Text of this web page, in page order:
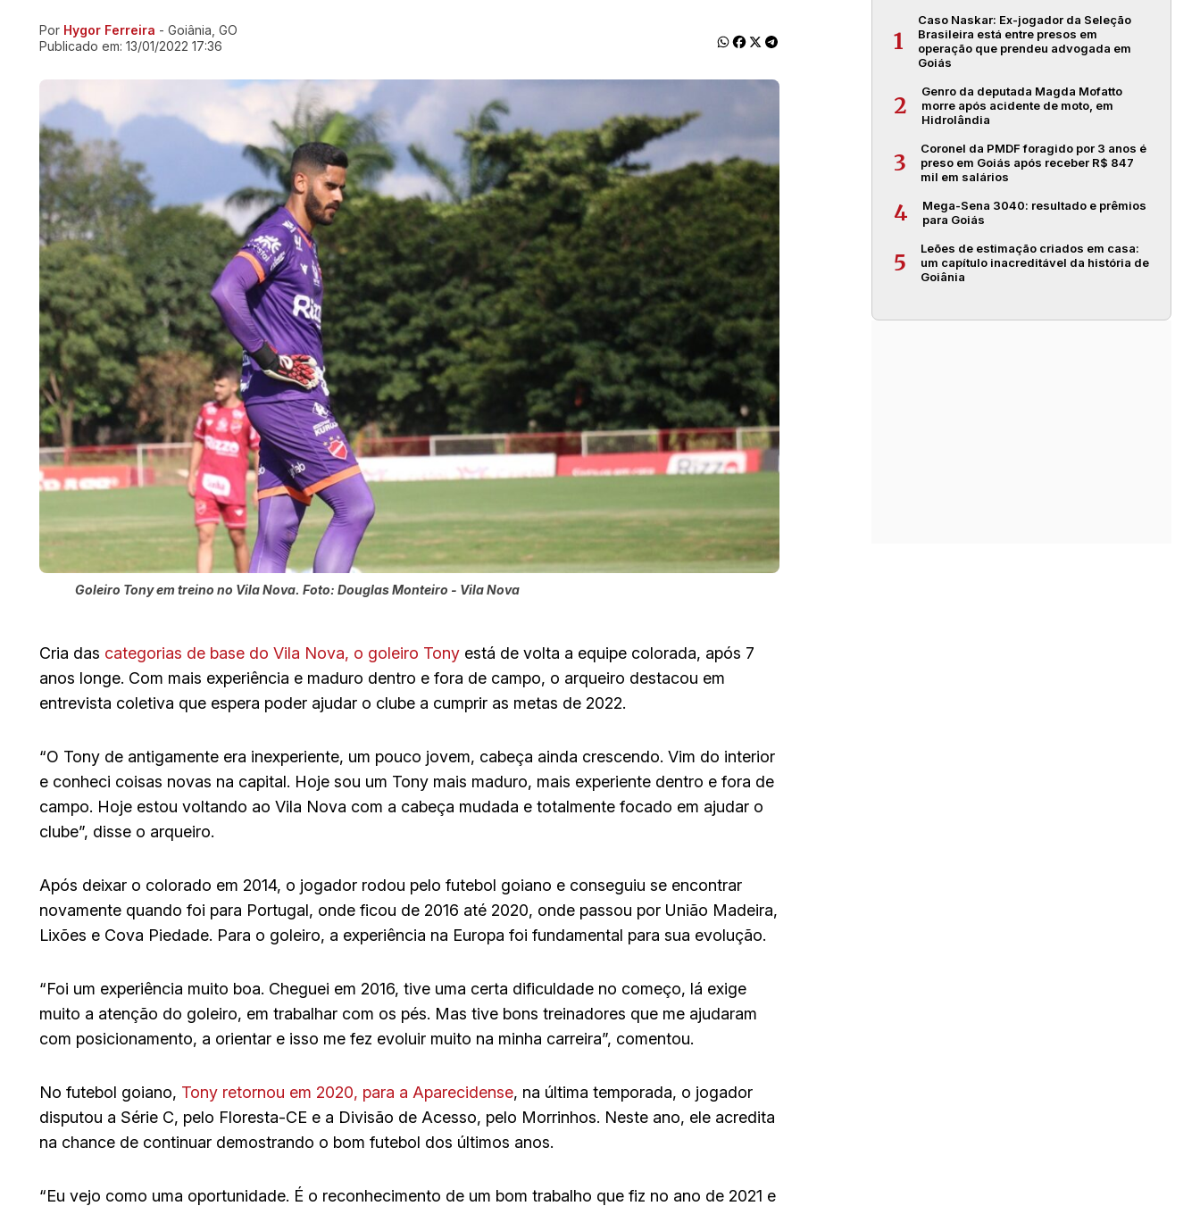
Ir direto pra matéria
Por Hygor Ferreira - Goiânia, GO
Publicado em: 13/01/2022 17:36
Goleiro Tony em treino no Vila Nova. Foto: Douglas Monteiro - Vila Nova
Cria das categorias de base do Vila Nova, o goleiro Tony está de volta a equipe colorada, após 7
anos longe. Com mais experiência e maduro dentro e fora de campo, o arqueiro destacou em
entrevista coletiva que espera poder ajudar o clube a cumprir as metas de 2022.
“O Tony de antigamente era inexperiente, um pouco jovem, cabeça ainda crescendo. Vim do interior
e conheci coisas novas na capital. Hoje sou um Tony mais maduro, mais experiente dentro e fora de
campo. Hoje estou voltando ao Vila Nova com a cabeça mudada e totalmente focado em ajudar o
clube”, disse o arqueiro.
Após deixar o colorado em 2014, o jogador rodou pelo futebol goiano e conseguiu se encontrar
novamente quando foi para Portugal, onde ficou de 2016 até 2020, onde passou por União Madeira,
Lixões e Cova Piedade. Para o goleiro, a experiência na Europa foi fundamental para sua evolução.
“Foi um experiência muito boa. Cheguei em 2016, tive uma certa dificuldade no começo, lá exige
muito a atenção do goleiro, em trabalhar com os pés. Mas tive bons treinadores que me ajudaram
com posicionamento, a orientar e isso me fez evoluir muito na minha carreira”, comentou.
No futebol goiano, Tony retornou em 2020, para a Aparecidense, na última temporada, o jogador
disputou a Série C, pelo Floresta-CE e a Divisão de Acesso, pelo Morrinhos. Neste ano, ele acredita
na chance de continuar demostrando o bom futebol dos últimos anos.
“Eu vejo como uma oportunidade. É o reconhecimento de um bom trabalho que fiz no ano de 2021 e
1
Caso Naskar: Ex-jogador da Seleção
Brasileira está entre presos em
operação que prendeu advogada em
Goiás
2
Genro da deputada Magda Mofatto
morre após acidente de moto, em
Hidrolândia
3
Coronel da PMDF foragido por 3 anos é
preso em Goiás após receber R$ 847
mil em salários
4
Mega-Sena 3040: resultado e prêmios
para Goiás
5
Leões de estimação criados em casa:
um capítulo inacreditável da história de
Goiânia